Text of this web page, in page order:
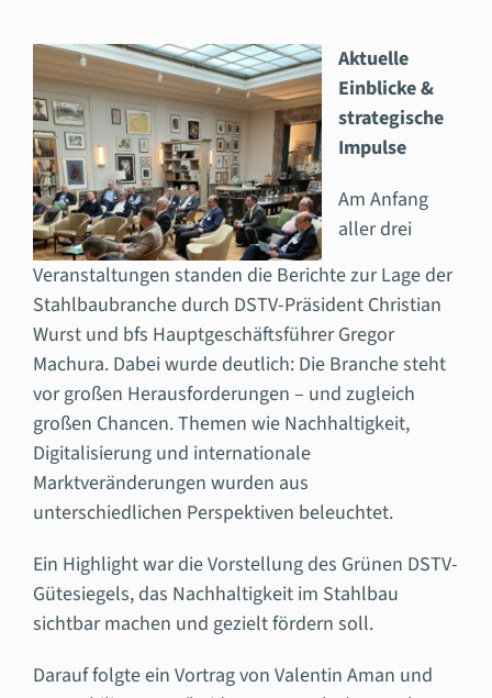
Aktuelle
Einblicke &
strategische
Impulse
Am Anfang
aller drei
Veranstaltungen standen die Berichte zur Lage der
Stahlbaubranche durch DSTV-Präsident Christian
Wurst und bfs Hauptgeschäftsführer Gregor
Machura. Dabei wurde deutlich: Die Branche steht
vor großen Herausforderungen – und zugleich
großen Chancen. Themen wie Nachhaltigkeit,
Digitalisierung und internationale
Marktveränderungen wurden aus
unterschiedlichen Perspektiven beleuchtet.
Ein Highlight war die Vorstellung des Grünen DSTV-
Gütesiegels, das Nachhaltigkeit im Stahlbau
sichtbar machen und gezielt fördern soll.
Darauf folgte ein Vortrag von Valentin Aman und